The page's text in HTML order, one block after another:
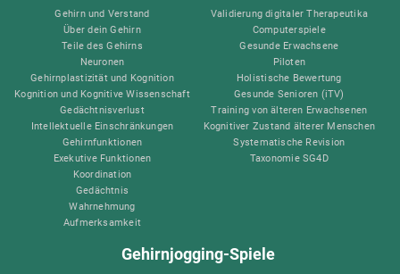
Gehirn und Verstand
Über dein Gehirn
Teile des Gehirns
Neuronen
Gehirnplastizität und Kognition
Kognition und Kognitive Wissenschaft
Gedächtnisverlust
Intellektuelle Einschränkungen
Gehirnfunktionen
Exekutive Funktionen
Koordination
Gedächtnis
Wahrnehmung
Aufmerksamkeit
Validierung digitaler Therapeutika
Computerspiele
Gesunde Erwachsene
Piloten
Holistische Bewertung
Gesunde Senioren (iTV)
Training von älteren Erwachsenen
Kognitiver Zustand älterer Menschen
Systematische Revision
Taxonomie SG4D
Gehirnjogging-Spiele